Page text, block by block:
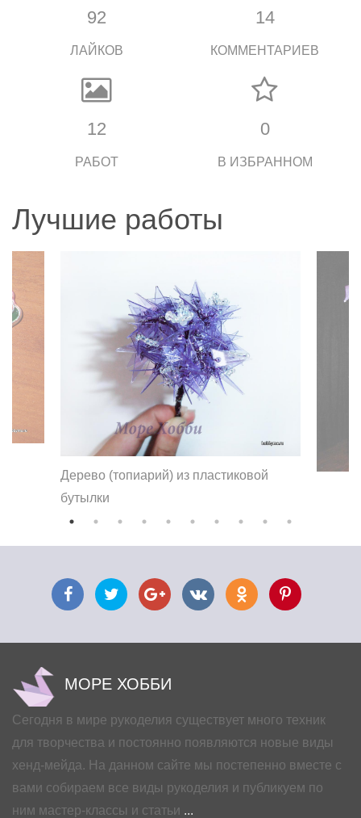
92
ЛАЙКОВ
14
КОММЕНТАРИЕВ
12
РАБОТ
0
В ИЗБРАННОМ
Лучшие работы
Дерево (топиарий) из пластиковой
бутылки
МОРЕ ХОББИ
Сегодня в мире рукоделия существует много техник
для творчества и постоянно появляются новые виды
хенд-мейда. На данном сайте мы постепенно вместе с
вами собираем все виды рукоделия и публикуем по
ним мастер-классы и статьи ...